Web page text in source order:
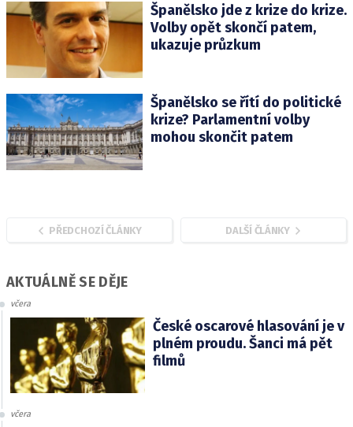
Španělsko jde z krize do krize.
Volby opět skončí patem,
ukazuje průzkum
Španělsko se řítí do politické
krize? Parlamentní volby
mohou skončit patem
PŘEDCHOZÍ ČLÁNKY DALŠÍ ČLÁNKY
AKTUÁLNĚ SE DĚJE
včera
České oscarové hlasování je v
plném proudu. Šanci má pět
filmů
včera